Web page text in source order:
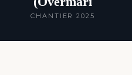
CHANTIER 2025